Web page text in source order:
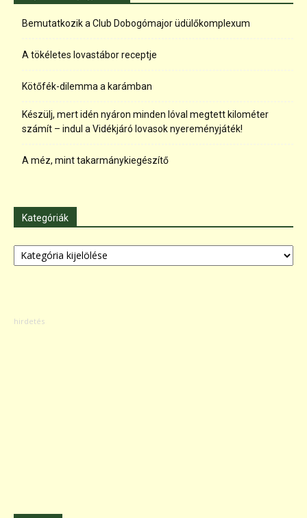
Bemutatkozik a Club Dobogómajor üdülőkomplexum
A tökéletes lovastábor receptje
Kötőfék-dilemma a karámban
Készülj, mert idén nyáron minden lóval megtett kilométer
számít – indul a Vidékjáró lovasok nyereményjáték!
A méz, mint takarmánykiegészítő
Kategóriák
Kategóriák